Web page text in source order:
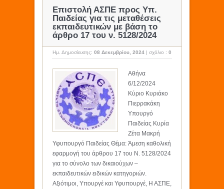
Επιστολή ΑΣΠΕ προς Υπ.
Παιδείας για τις μεταθέσεις
εκπαιδευτικών με βάση το
άρθρο 17 του ν. 5128/2024
Ημ. Δημοσίευσης: 08 Δεκεμβρίου, 2024 | σχόλιο : 0
Αθήνα
6/12/2024
Κύριο Κυριάκο
Πιερρακάκη
Υπουργό
Παιδείας Κυρία
Ζέτα Μακρή
Υφυπουργό Παιδείας Θέμα: Άμεση καθολική
εφαρμογή του άρθρου 17 του Ν. 5128/2024
για το σύνολο των δικαιούχων –
εκπαιδευτικών ειδικών κατηγοριών.
Αξιότιμοι, Υπουργέ και Υφυπουργέ, Η ΑΣΠΕ,